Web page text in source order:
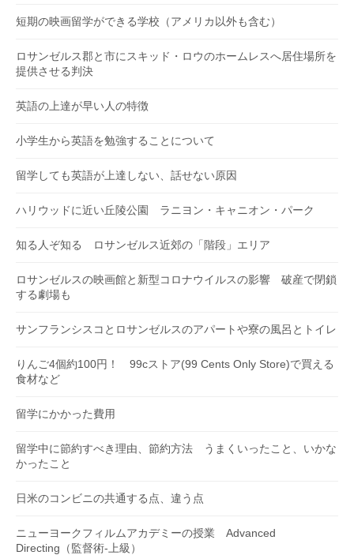
短期の映画留学ができる学校（アメリカ以外も含む）
ロサンゼルス郡と市にスキッド・ロウのホームレスへ居住場所を
提供させる判決
英語の上達が早い人の特徴
小学生から英語を勉強することについて
留学しても英語が上達しない、話せない原因
ハリウッドに近い丘陵公園 ラニヨン・キャニオン・パーク
知る人ぞ知る ロサンゼルス近郊の「階段」エリア
ロサンゼルスの映画館と新型コロナウイルスの影響 破産で閉鎖
する劇場も
サンフランシスコとロサンゼルスのアパートや寮の風呂とトイレ
りんご4個約100円！ 99cストア(99 Cents Only Store)で買える
食材など
留学にかかった費用
留学中に節約すべき理由、節約方法 うまくいったこと、いかな
かったこと
日米のコンビニの共通する点、違う点
ニューヨークフィルムアカデミーの授業 Advanced
Directing（監督術-上級）